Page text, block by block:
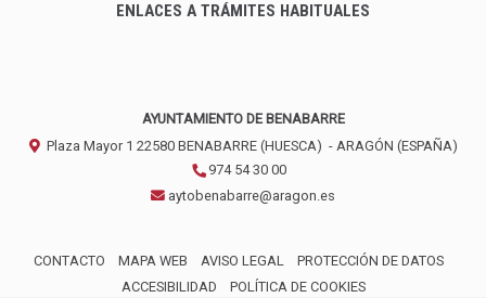
ENLACES A TRÁMITES HABITUALES
AYUNTAMIENTO DE BENABARRE
Plaza Mayor 1 22580 BENABARRE (HUESCA) - ARAGÓN (ESPAÑA)
974 54 30 00
aytobenabarre@aragon.es
CONTACTO MAPA WEB AVISO LEGAL
PROTECCIÓN DE DATOS
ACCESIBILIDAD
POLÍTICA DE COOKIES